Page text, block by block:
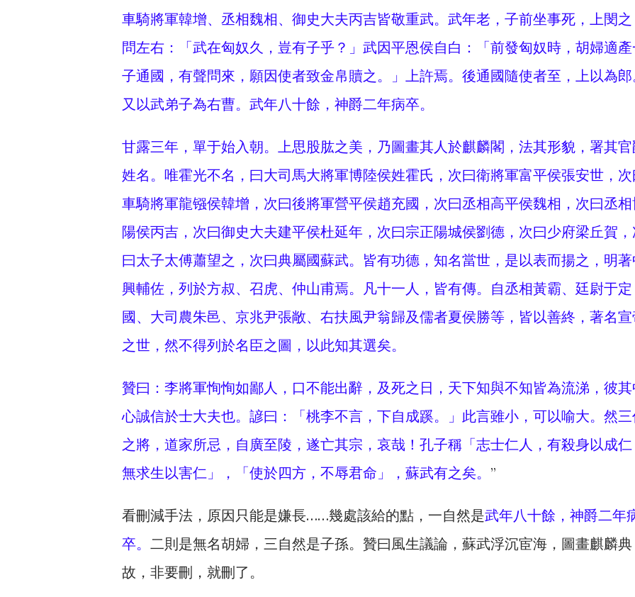
車騎將軍韓增、丞相魏相、御史大夫丙吉皆敬重武。武年老，子前坐事死，上閔之
問左右：「武在匈奴久，豈有子乎？」武因平恩侯自白：「前發匈奴時，胡婦適產
子通國，有聲問來，願因使者致金帛贖之。」上許焉。後通國隨使者至，上以為郎
又以武弟子為右曹。武年八十餘，神爵二年病卒。
甘露三年，單于始入朝。上思股肱之美，乃圖畫其人於麒麟閣，法其形貌，署其
姓名。唯霍光不名，曰大司馬大將軍博陸侯姓霍氏，次曰衛將軍富平侯張安世，次
車騎將軍龍镪侯韓增，次曰後將軍營平侯趙充國，次曰丞相高平侯魏相，次曰丞
陽侯丙吉，次曰御史大夫建平侯杜延年，次曰宗正陽城侯劉德，次曰少府梁丘賀，
曰太子太傅蕭望之，次曰典屬國蘇武。皆有功德，知名當世，是以表而揚之，明著
興輔佐，列於方叔、召虎、仲山甫焉。凡十一人，皆有傳。自丞相黃霸、廷尉于定
國、大司農朱邑、京兆尹張敞、右扶風尹翁歸及儒者夏侯勝等，皆以善終，著名宣
之世，然不得列於名臣之圖，以此知其選矣。
贊曰：李將軍恂恂如鄙人，口不能出辭，及死之日，天下知與不知皆為流涕，彼其
心誠信於士大夫也。諺曰：「桃李不言，下自成蹊。」此言雖小，可以喻大。然
之將，道家所忌，自廣至陵，遂亡其宗，哀哉！孔子稱「志士仁人，有殺身以成仁
無求生以害仁」，「使於四方，不辱君命」，蘇武有之矣。 ”
看刪減手法，原因只能是嫌長……幾處該給的點，一自然是武年八十餘，神爵二年
卒。 二則是無名胡婦，三自然是子孫。贊曰風生議論，蘇武浮沉宦海，圖畫麒麟典
故，非要刪，就刪了。